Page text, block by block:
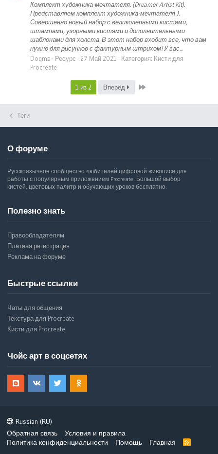
Комплект художника-мечтателя. (Dreamer Artist Kit).
Представляем комплект художника-мечтателя ).
Совершенно новый набор с великолепными кистями,
штампами, узорными кистями и дополнительными
шаблонами для холста. В этот набор входит все, что вам
нужно для рисунков с фактурным штрихом! У вас...
Dogma
Ресурс 27 Май 2021 Категория: Кисти для
Procreate
1 из 2 Вперёд Last
Теги
О форуме
Русскоязычное сообщество любителей цифровой живописи для
работы с популярным приложением Procreate. Большой выбор
кистей, цветовых палитр и обучающих уроков бесплатно.
Полезно знать
Правообладателям
Платная регистрация
Реклама на форуме
Быстрые ссылки
Чаты для общения
Текстура для Procreate
Кисти для Procreate
Чойс арт в соцсетях
Russian (RU)
Обратная связь
Условия и правила
Политика конфиденциальности
Помощь Главная
R